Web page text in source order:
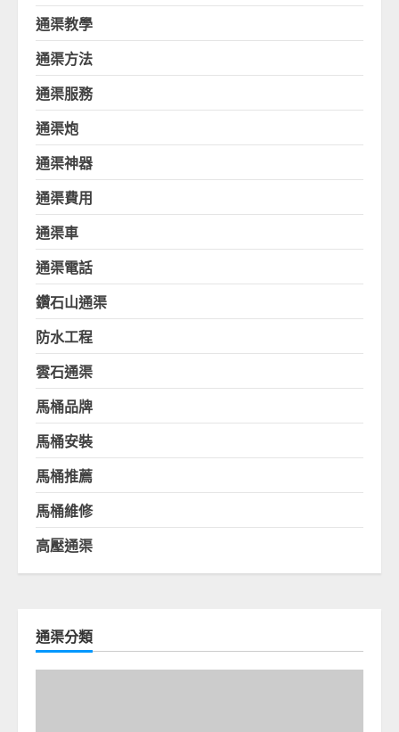
通渠教學
通渠方法
通渠服務
通渠炮
通渠神器
通渠費用
通渠車
通渠電話
鑽石山通渠
防水工程
雲石通渠
馬桶品牌
馬桶安裝
馬桶推薦
馬桶維修
高壓通渠
通渠分類